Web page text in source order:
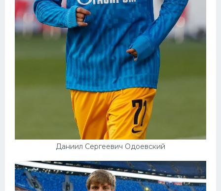
Даниил Сергеевич Одоевский